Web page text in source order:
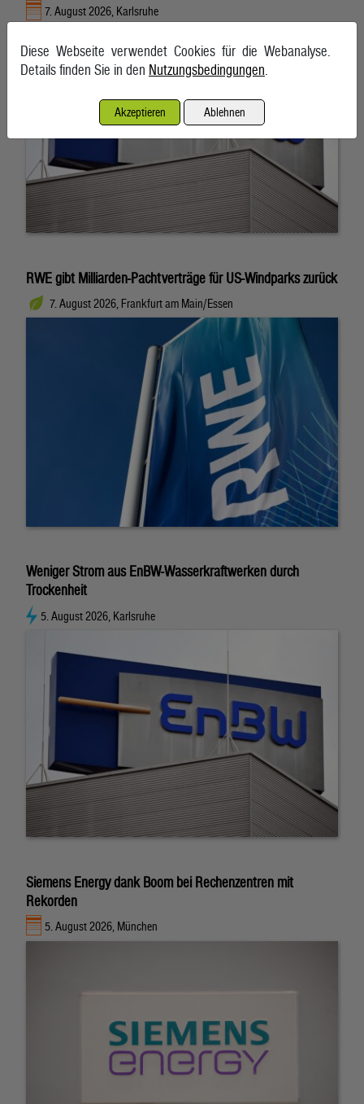
7. August 2026, Karlsruhe
RWE gibt Milliarden-Pachtverträge für US-Windparks zurück
7. August 2026, Frankfurt am Main/Essen
Weniger Strom aus EnBW-Wasserkraftwerken durch
Trockenheit
5. August 2026, Karlsruhe
Siemens Energy dank Boom bei Rechenzentren mit
Rekorden
5. August 2026, München
Diese Webseite verwendet Cookies für die Webanalyse.
Details finden Sie in den Nutzungsbedingungen
Akzeptieren Ablehnen